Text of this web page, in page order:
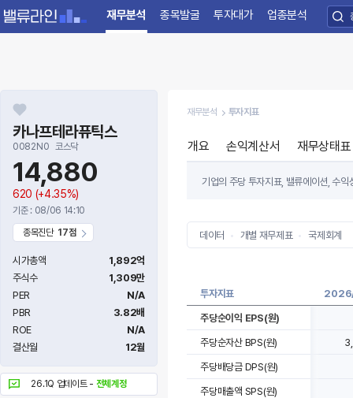
재무분석 종목발굴 투자대가 업종분석
카나프테라퓨틱스
0082N0 코스닥
14,880
620 (+4.35%)
기준 : 08/06 14:10
종목진단 17점
시가총액
1,892억
주식수
1,309만
PER
N/A
PBR
3.82배
ROE
N/A
결산월
12월
26.1Q 업데이트 - 전체계정
재무분석 투자지표
개요 손익계산서 재무상태표
기업의 주당 투자지표, 밸류에이션, 수
데이터 개별 재무제표 국제회계
투자지표
주당순이익 EPS(원)
주당순자산 BPS(원)
주당배당금 DPS(원)
주당매출액 SPS(원)